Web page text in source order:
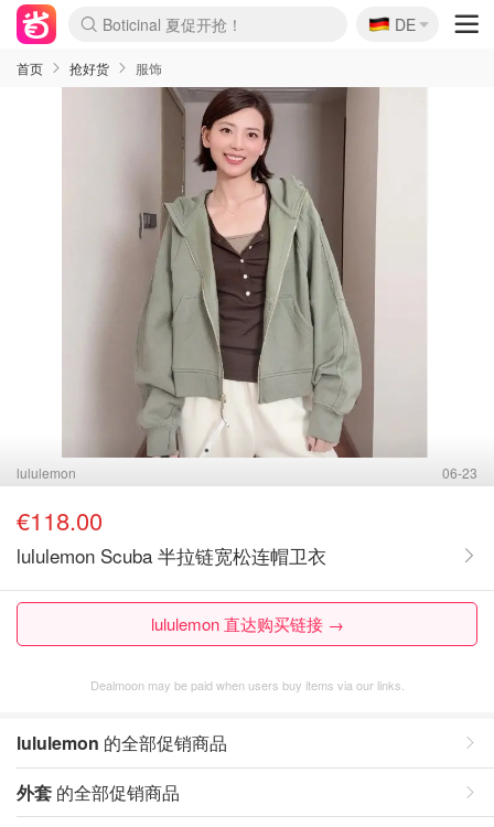
还没结束！&OtherStories大促
Joybuy变相75折 随时失效
速领！Stanley独家85折
疑似霸哥！Camper额外叠85折
Zalando 奥莱闪促！每日更新
Moncler反季囤！5折起+叠9折
Coach Brooklyn仅€192
🇩🇪
DE
首页 抢好货 服饰
lululemon 06-23
€118.00
lululemon Scuba 半拉链宽松连帽卫衣
lululemon 直达购买链接 →
Dealmoon may be paid when users buy items via our links.
lululemon 的全部促销商品
外套 的全部促销商品